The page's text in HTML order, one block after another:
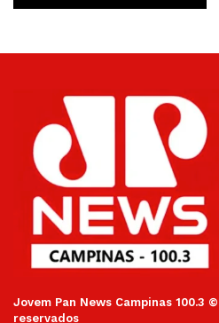
Jovem Pan News Campinas 100.3
reservados